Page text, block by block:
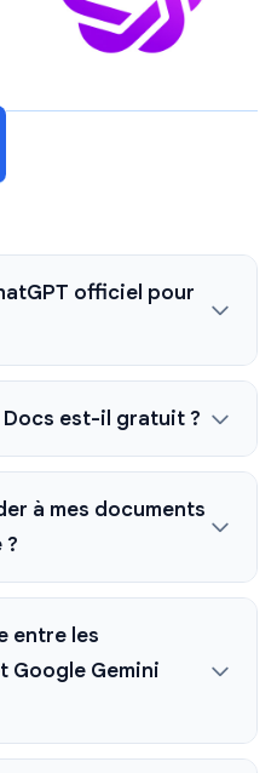
officiel pour
Docs est-il gratuit ?
à mes documents
?
entre les
Google Gemini